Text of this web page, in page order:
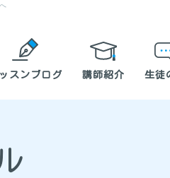
スンブログ 講師紹介 生徒